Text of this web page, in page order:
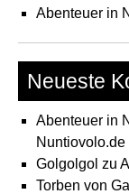
Abenteuer in
Neueste
Abenteuer in
Nuntiovolo.de
Golgolgol zu
Torben von